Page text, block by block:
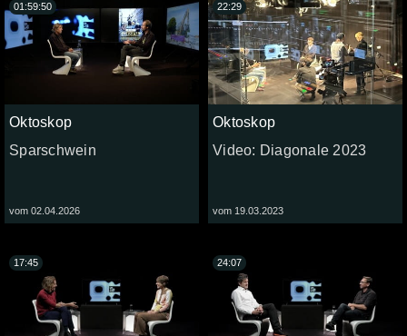
Oktoskop
Sparschwein
vom 02.04.2026
01:59:50
Oktoskop
Video: Diagonale 2023
vom 19.03.2023
22:29
17:45 24:07